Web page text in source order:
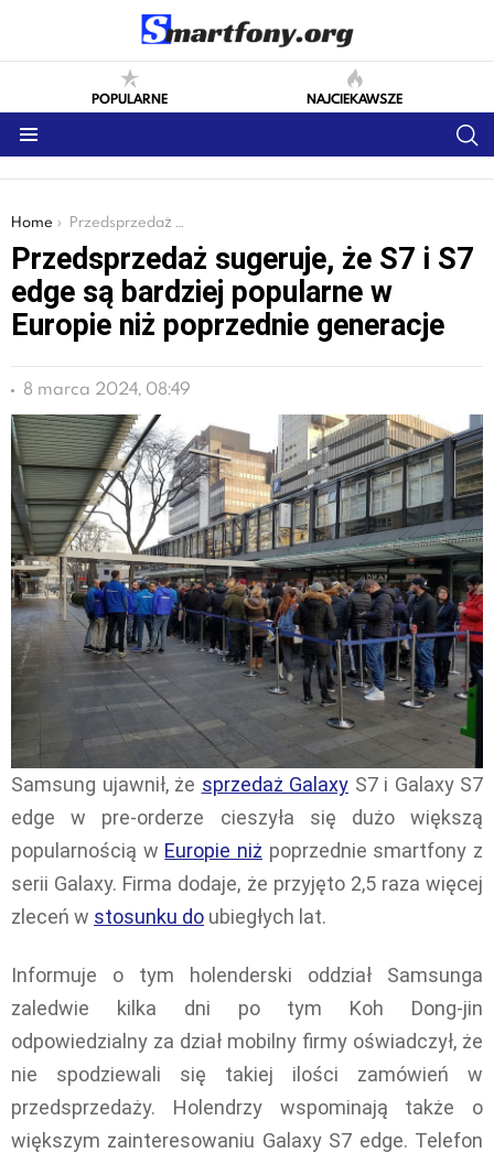
POPULARNE NAJCIEKAWSZE
You are here:
Home Przedsprzedaż sugeruje, że S7 i S7 edge są bardziej popularne w Europie niż poprzednie generacje
Przedsprzedaż sugeruje, że S7 i S7
edge są bardziej popularne w
Europie niż poprzednie generacje
8 marca 2024, 08:49
Samsung ujawnił, że sprzedaż Galaxy S7 i Galaxy S7
edge w pre-orderze cieszyła się dużo większą
popularnością w Europie niż poprzednie smartfony z
serii Galaxy. Firma dodaje, że przyjęto 2,5 raza więcej
zleceń w stosunku do ubiegłych lat.
Informuje o tym holenderski oddział Samsunga
zaledwie kilka dni po tym Koh Dong-jin
odpowiedzialny za dział mobilny firmy oświadczył, że
nie spodziewali się takiej ilości zamówień w
przedsprzedaży. Holendrzy wspominają także o
większym zainteresowaniu Galaxy S7 edge. Telefon